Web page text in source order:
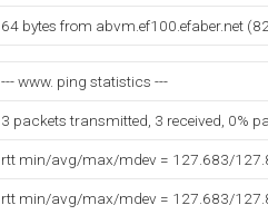
64 bytes from abvm.ef100.efaber.net
--- www. ping statistics ---
3 packets transmitted, 3 received, 0%
rtt min/avg/max/mdev = 127.683/
rtt min/avg/max/mdev = 127.683/